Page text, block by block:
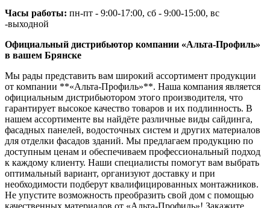
Часы работы: пн-пт - 9:00-17:00, сб - 9:00-15:00, вс
-выходной
Официальный дистрибьютор компании «Альта-Профиль»
в вашем Брянске
Мы рады представить вам широкий ассортимент продукции
от компании **«Альта-Профиль»**. Наша компания является
официальным дистрибьютором этого производителя, что
гарантирует высокое качество товаров и их подлинность. В
нашем ассортименте вы найдёте различные виды сайдинга,
фасадных панелей, водосточных систем и других материалов
для отделки фасадов зданий. Мы предлагаем продукцию по
доступным ценам и обеспечиваем профессиональный подход
к каждому клиенту. Наши специалисты помогут вам выбрать
оптимальный вариант, организуют доставку и при
необходимости подберут квалифицированных монтажников.
Не упустите возможность преобразить свой дом с помощью